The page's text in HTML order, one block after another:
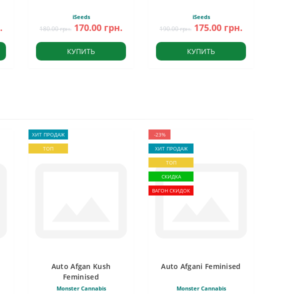
iSeeds
180.00 грн. 170.00 грн.
КУПИТЬ
iSeeds
190.00 грн. 175.00 грн.
КУПИТЬ
ХИТ ПРОДАЖ
ТОП
Auto Afgan Kush
Feminised
Monster Cannabis
-23%
ХИТ ПРОДАЖ
ТОП
СКИДКА
ВАГОН СКИДОК
Auto Afgani Feminised
Monster Cannabis